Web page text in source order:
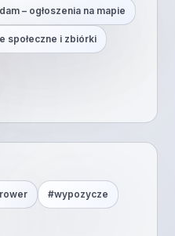
– ogłoszenia na mapie
społeczne i zbiórki
rower #wypozycze